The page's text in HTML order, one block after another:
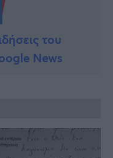
του
News